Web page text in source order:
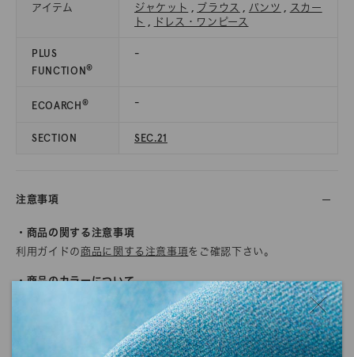
アイテム ジャケット , ブラウス , パンツ , スカー
ト , ドレス・ワンピース
PLUS
FUNCTION®
-
ECOARCH® -
SECTION SEC.21
注意事項
・商品の関する注意事項
利用ガイドの商品に関する注意事項をご確認下さい。
・商品のカラーについて
商品写真につきましては、できる限り実物のカラーに近くなるよ
うに努めていますが、ご使用されているモニターや環境により、
実物と色の見え方が若干異なる場合がございます。